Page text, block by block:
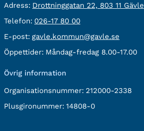
Adress: besöksadress:
Drottninggatan 22, 803 11 Gävle
Telefon: Telefon:
026-17 80 00
E-post: E-
post:
gavle.kommun@gavle.se
Öppettider: Måndag-fredag 8.00-17.00
Övrig information
Organisationsnummer: 212000-2338
Plusgironummer: 14808-0